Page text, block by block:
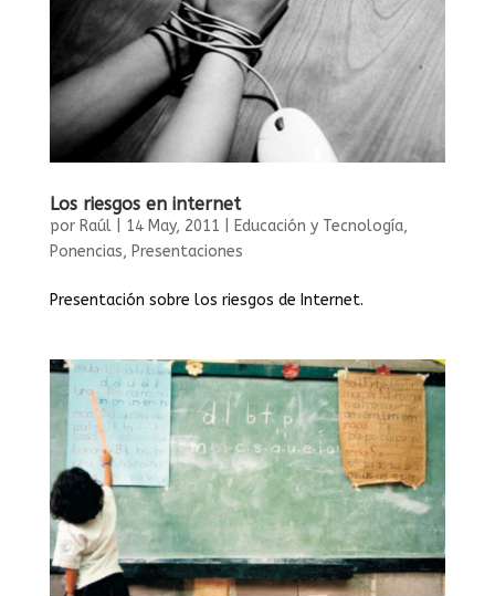
Los riesgos en internet
por Raúl| 14 May, 2011 Educación y Tecnología,
Ponencias, Presentaciones
Presentación sobre los riesgos de Internet.